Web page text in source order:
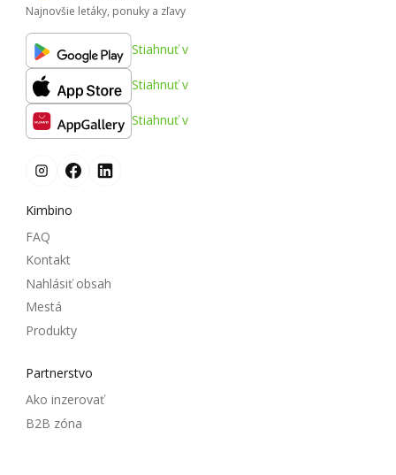
Najnovšie letáky, ponuky a zľavy
Stiahnuť v
Stiahnuť v
Stiahnuť v
Kimbino
FAQ
Kontakt
Nahlásiť obsah
Mestá
Produkty
Partnerstvo
Ako inzerovať
B2B zóna